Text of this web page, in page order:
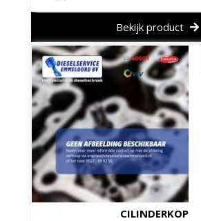
Bekijk product
CILINDERKOP